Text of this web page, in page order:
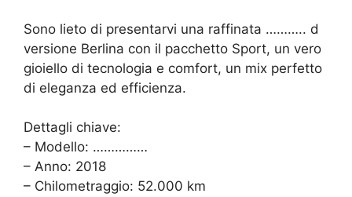
Sono lieto di presentarvi una raffinata ……….. d
versione Berlina con il pacchetto Sport, un vero
gioiello di tecnologia e comfort, un mix perfetto
di eleganza ed efficienza.
Dettagli chiave:
– Modello: ……………
– Anno: 2018
– Chilometraggio: 52.000 km